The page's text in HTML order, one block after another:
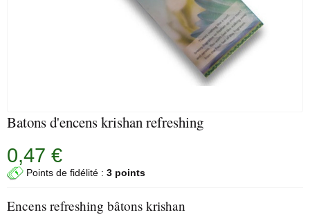
Batons d'encens krishan refreshing
0,47 €
Points de fidélité : 3 points
Encens refreshing bâtons krishan